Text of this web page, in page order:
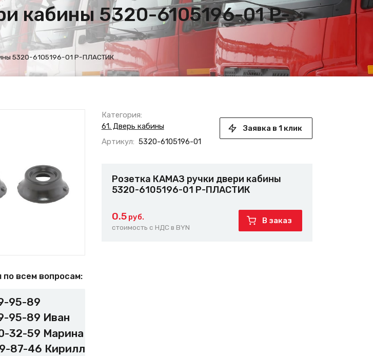
кабины 5320-6105196-01 Р-
5320-6105196-01 Р-ПЛАСТИК
по всем вопросам:
95-89
95-89 Иван
32-59 Марина
87-46 Кирилл
Категория:
61. Дверь кабины
Артикул: 5320-6105196-01
Заявка в 1 клик
Розетка КАМАЗ ручки двери кабины
5320-6105196-01 Р-ПЛАСТИК
0.5руб.
стоимость с НДС в BYN
В заказ